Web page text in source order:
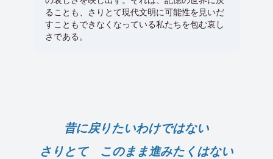
ることも、さりとて現代文明に可能性を見いだ
すこともできなくなっている私たちを包む哀し
さである。
昔に戻りたいわけではない
さりとて このまま進みたくはない